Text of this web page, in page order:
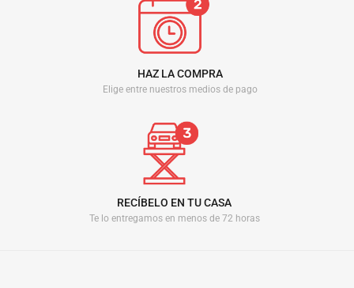
HAZ LA COMPRA
Elige entre nuestros medios de pago
RECÍBELO EN TU CASA
Te lo entregamos en menos de 72 horas